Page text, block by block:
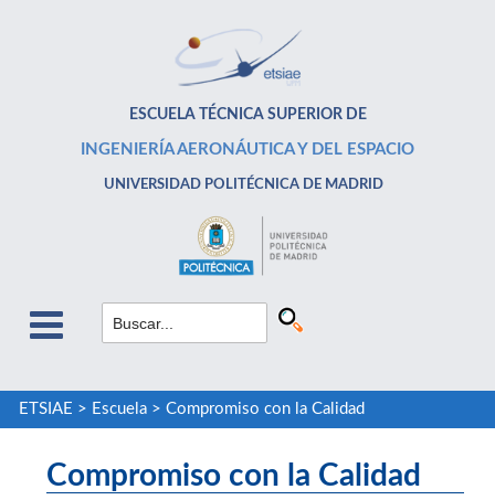
ESCUELA TÉCNICA SUPERIOR DE
INGENIERÍA AERONÁUTICA Y DEL ESPACIO
UNIVERSIDAD POLITÉCNICA DE MADRID
ETSIAE > Escuela> Compromiso con la Calidad
Compromiso con la Calidad